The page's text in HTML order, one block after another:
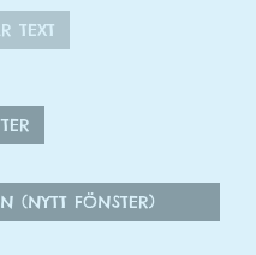
TEXT
(NYTT FÖNSTER)